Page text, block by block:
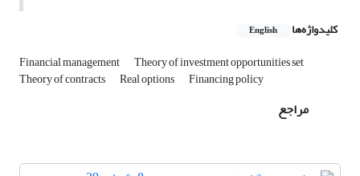
کلیدواژه‌ها English
Financial management Theory of investment opportunities set
Theory of contracts Real options Financing policy
مراجع